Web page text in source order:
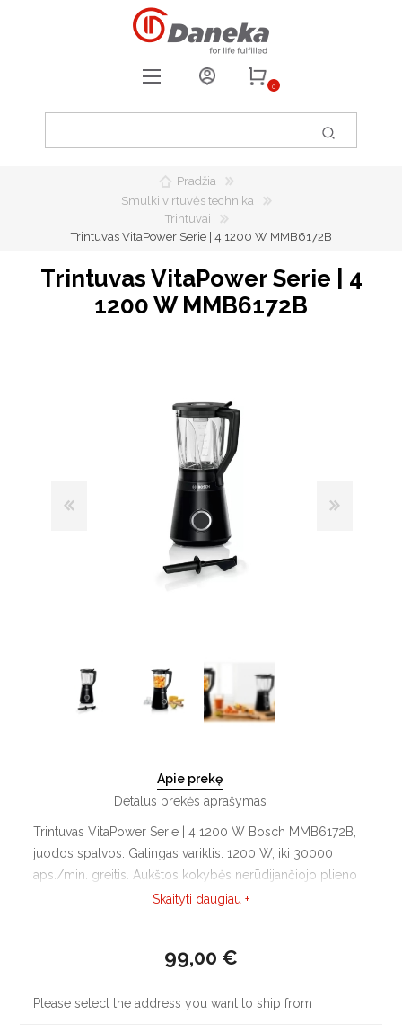
0
0
Pradžia
Smulki virtuvės technika
Trintuvai
Trintuvas VitaPower Serie | 4 1200 W MMB6172B
Trintuvas VitaPower Serie | 4
1200 W MMB6172B
Apie prekę
Detalus prekės aprašymas
Trintuvas VitaPower Serie | 4 1200 W Bosch MMB6172B,
juodos spalvos. Galingas variklis: 1200 W, iki 30000
aps./min. greitis. Aukštos kokybės nerūdijančiojo plieno
ProEdge peiliai, pagaminti Zolingene, Vokietijoje. Dvi
Skaityti daugiau +
99,00 €
Please select the address you want to ship from